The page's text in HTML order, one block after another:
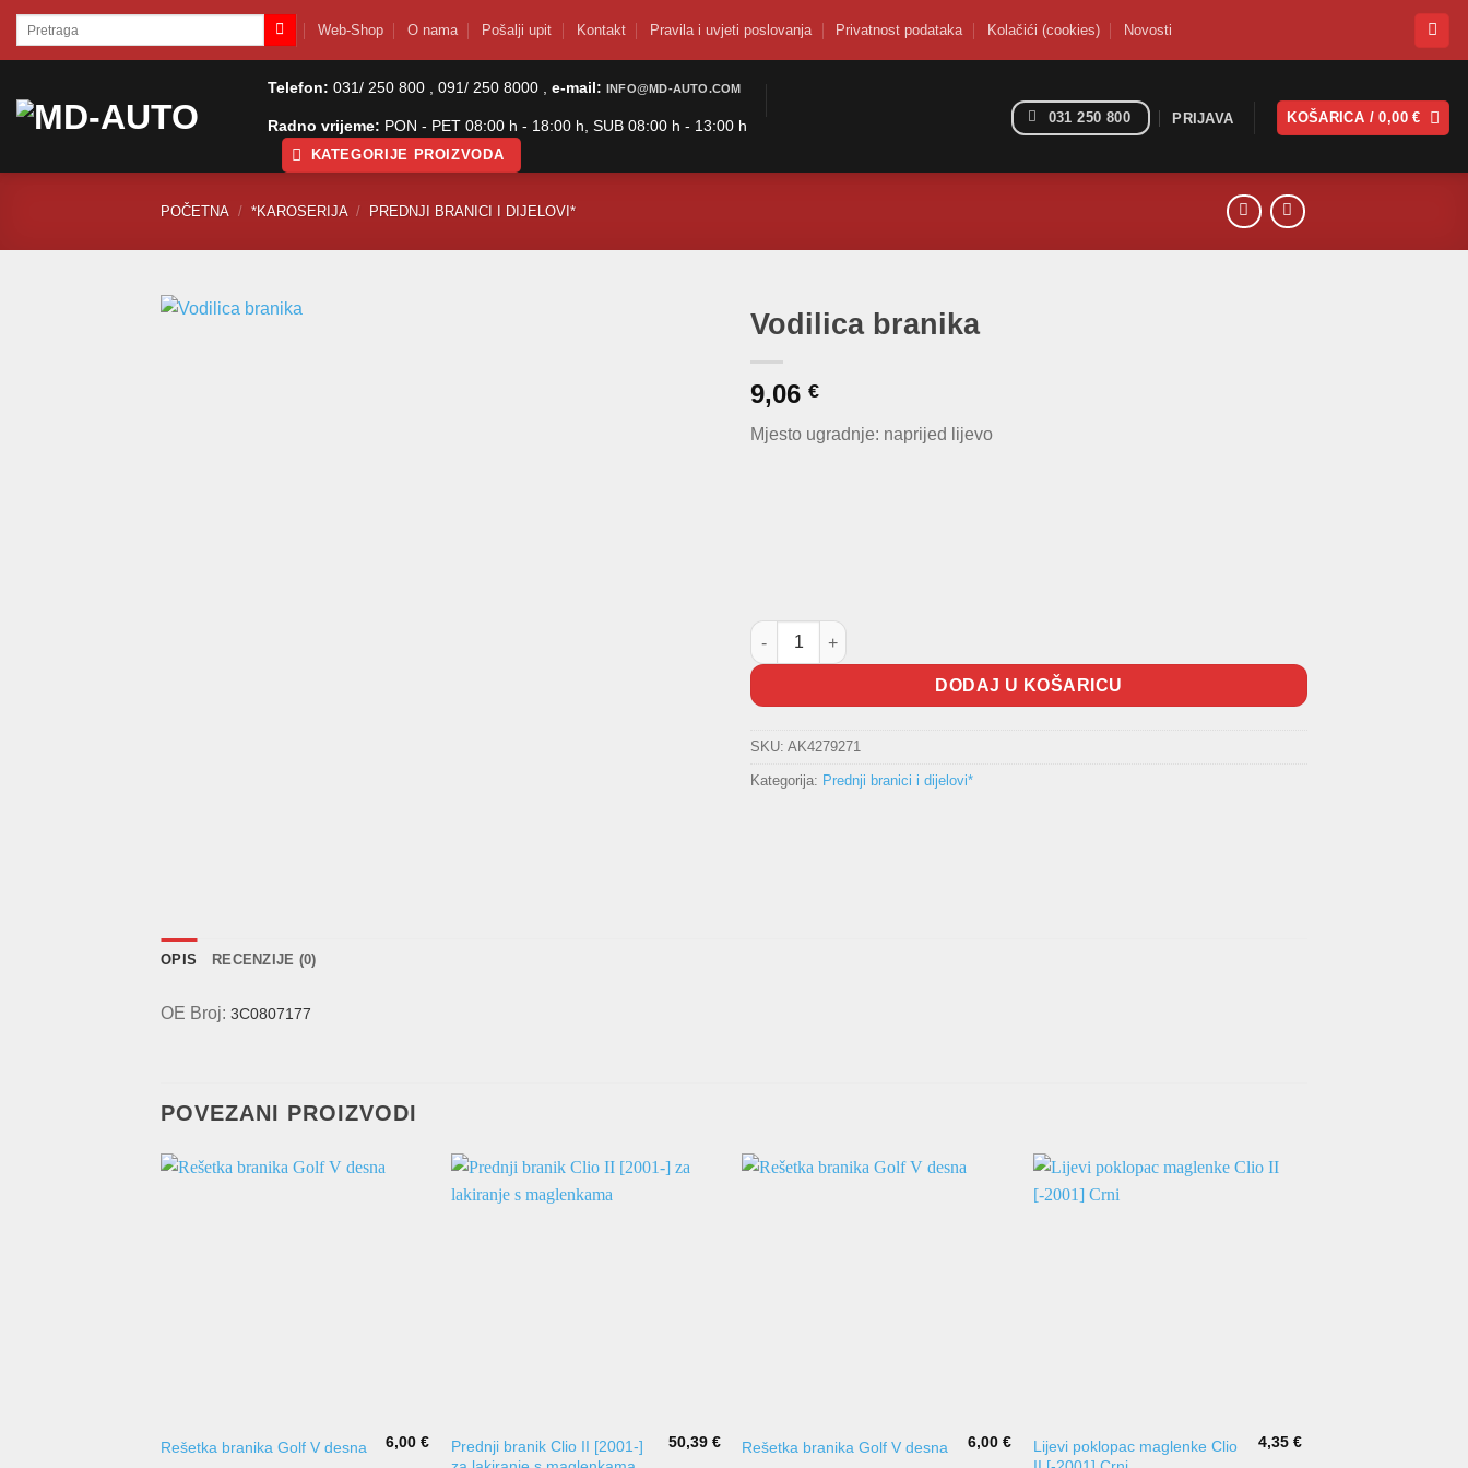
SkipPretraži: Web-Shop O nama Pošalji upit Kontakt Pravila i uvjeti poslovanja Privatnost podataka Kolačići (cookies) Novosti
Telefon: 031/ 250 800 , 091/ 250 8000 , e-mail: INFO@MD-AUTO.COM
Radno vrijeme: PON - PET 08:00 h - 18:00 h, SUB 08:00 h - 13:00 h
KATEGORIJE PROIZVODA
031 250 800 PRIJAVA KOŠARICA /0,00€
POČETNA / *KAROSERIJA / PREDNJI BRANICI I DIJELOVI*
Vodilica branika
9,06 €
Mjesto ugradnje: naprijed lijevo
Vodilica branika količina
DODAJ U KOŠARICU
SKU: AK4279271
Kategorija: Prednji branici i dijelovi*
OPIS RECENZIJE (0)
OE Broj: 3C0807177
POVEZANI PROIZVODI
Rešetka branika Golf V desna 6,00€
Prednji branik Clio II [2001-]
50,39 € Rešetka branika Golf V desna 6,00 €
Lijevi poklopac maglenke Clio
4,35€